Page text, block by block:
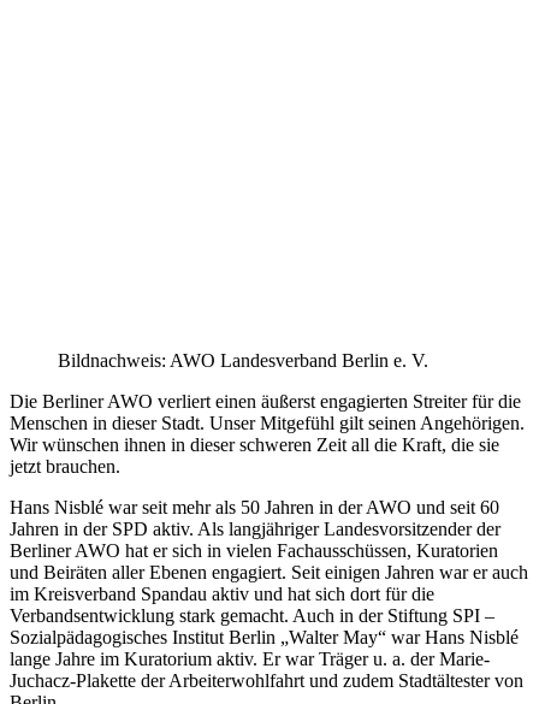
Bildnachweis: AWO Landesverband Berlin e. V.
Die Berliner AWO verliert einen äußerst engagierten Streiter für die
Menschen in dieser Stadt. Unser Mitgefühl gilt seinen Angehörigen.
Wir wünschen ihnen in dieser schweren Zeit all die Kraft, die sie
jetzt brauchen.
Hans Nisblé war seit mehr als 50 Jahren in der AWO und seit 60
Jahren in der SPD aktiv. Als langjähriger Landesvorsitzender der
Berliner AWO hat er sich in vielen Fachausschüssen, Kuratorien
und Beiräten aller Ebenen engagiert. Seit einigen Jahren war er auch
im Kreisverband Spandau aktiv und hat sich dort für die
Verbandsentwicklung stark gemacht. Auch in der Stiftung SPI –
Sozialpädagogisches Institut Berlin „Walter May“ war Hans Nisblé
lange Jahre im Kuratorium aktiv. Er war Träger u. a. der Marie-
Juchacz-Plakette der Arbeiterwohlfahrt und zudem Stadtältester von